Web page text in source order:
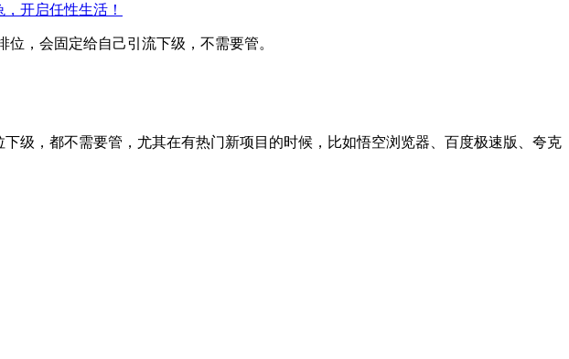
开启任性生活！
，会固定给自己引流下级，不需要管。
，都不需要管，尤其在有热门新项目的时候，比如悟空浏览器、百度极速版、夸克